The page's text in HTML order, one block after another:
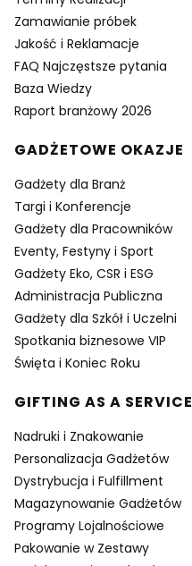
Zamawianie próbek
Jakość i Reklamacje
FAQ Najczęstsze pytania
Baza Wiedzy
Raport branżowy 2026
GADŻETOWE OKAZJE
Gadżety dla Branż
Targi i Konferencje
Gadżety dla Pracowników
Eventy, Festyny i Sport
Gadżety Eko, CSR i ESG
Administracja Publiczna
Gadżety dla Szkół i Uczelni
Spotkania biznesowe VIP
Święta i Koniec Roku
GIFTING AS A SERVICE
Nadruki i Znakowanie
Personalizacja Gadżetów
Dystrybucja i Fulfillment
Magazynowanie Gadżetów
Programy Lojalnościowe
Pakowanie w Zestawy